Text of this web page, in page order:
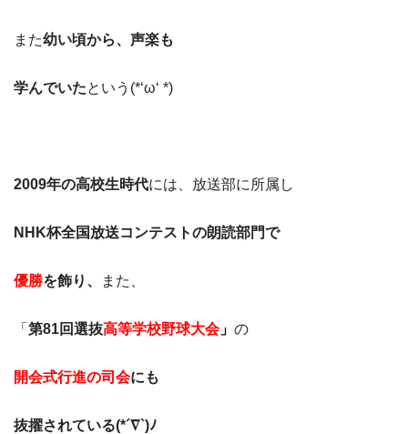
また幼い頃から、声楽も
学んでいたという(*‘ω‘ *)
2009年の高校生時代には、放送部に所属し
NHK杯全国放送コンテストの朗読部門で
優勝を飾り、 また、
「 第81回選抜高等学校野球大会」 の
開会式行進の司会にも
抜擢されている(*´∇`)ﾉ